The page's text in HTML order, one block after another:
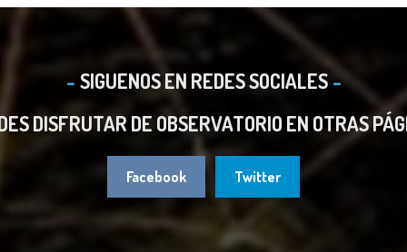
SIGUENOS EN REDES SOCIALES
DISFRUTAR DE OBSERVATORIO EN OTRAS
Facebook Twitter